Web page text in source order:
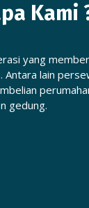
Kami
yang
Antara lain
gedung.